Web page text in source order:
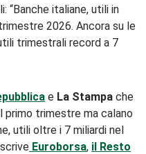
“Banche italiane, utili in
2026. Ancora su le
trimestrali record a 7
e La Stampa che
primo trimestre ma calano
utili oltre i 7 miliardi nel
Euroborsa, il Resto